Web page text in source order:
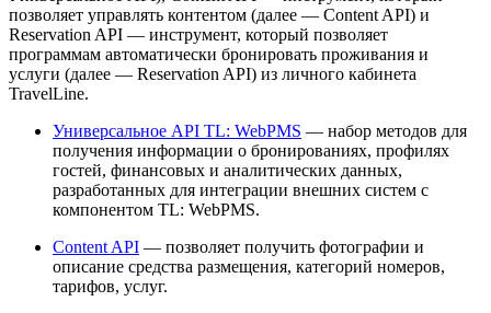
позволяет управлять контентом (далее — Content API) и
Reservation API — инструмент, который позволяет
программам автоматически бронировать проживания и
услуги (далее — Reservation API) из личного кабинета
TravelLine.
Универсальное API TL: WebPMS — набор методов для
получения информации о бронированиях, профилях
гостей, финансовых и аналитических данных,
разработанных для интеграции внешних систем с
компонентом TL: WebPMS.
Content API — позволяет получить фотографии и
описание средства размещения, категорий номеров,
тарифов, услуг.